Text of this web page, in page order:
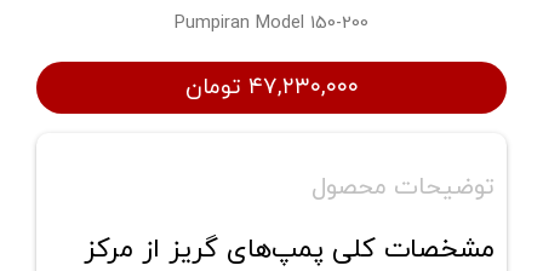
Pumpiran Model 150-200
۴۷,۲۳۰,۰۰۰ تومان
توضیحات محصول
مشخصات کلی پمپ‌های گریز از مرکز